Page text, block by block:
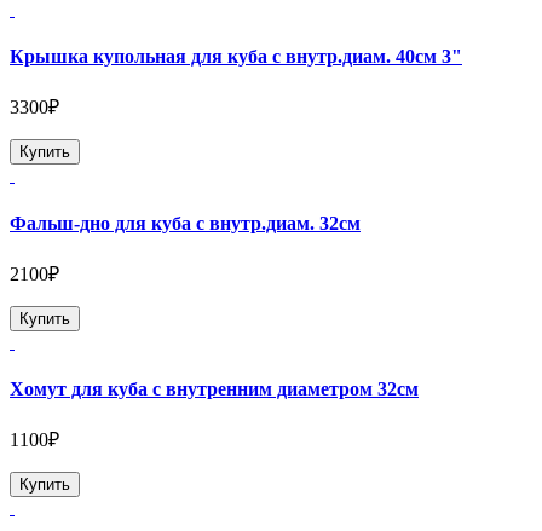
Крышка купольная для куба с внутр.диам. 40см 3"
3300₽
Купить
Фальш-дно для куба с внутр.диам. 32см
2100₽
Купить
Хомут для куба с внутренним диаметром 32см
1100₽
Купить